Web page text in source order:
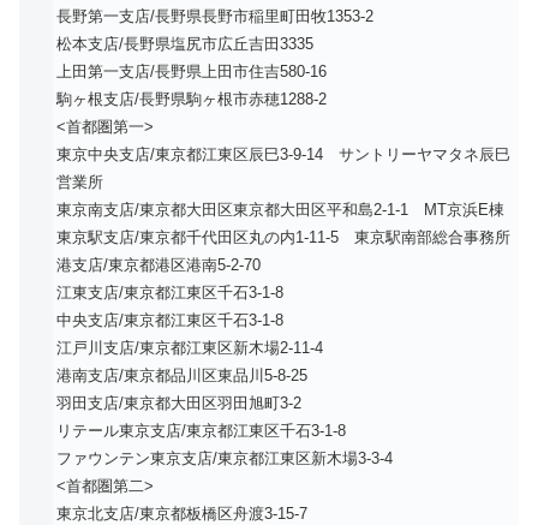
長野第一支店/長野県長野市稲里町田牧1353-2
松本支店/長野県塩尻市広丘吉田3335
上田第一支店/長野県上田市住吉580-16
駒ヶ根支店/長野県駒ヶ根市赤穂1288-2
<首都圏第一>
東京中央支店/東京都江東区辰巳3-9-14 サントリーヤマタネ辰巳
営業所
東京南支店/東京都大田区東京都大田区平和島2-1-1 MT京浜E棟
東京駅支店/東京都千代田区丸の内1-11-5 東京駅南部総合事務所
港支店/東京都港区港南5-2-70
江東支店/東京都江東区千石3-1-8
中央支店/東京都江東区千石3-1-8
江戸川支店/東京都江東区新木場2-11-4
港南支店/東京都品川区東品川5-8-25
羽田支店/東京都大田区羽田旭町3-2
リテール東京支店/東京都江東区千石3-1-8
ファウンテン東京支店/東京都江東区新木場3-3-4
<首都圏第二>
東京北支店/東京都板橋区舟渡3-15-7